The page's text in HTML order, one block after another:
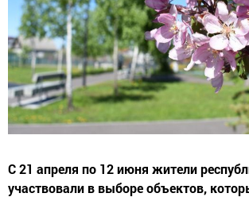
С 21 апреля по 12 июня жители
участвовали в выборе объектов,